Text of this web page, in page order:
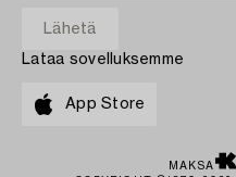
Lataa sovelluksemme
App Store
MAKSA